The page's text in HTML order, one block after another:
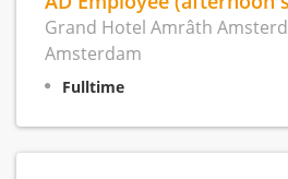
Grand Hotel Amrâth
Amsterdam
Fulltime